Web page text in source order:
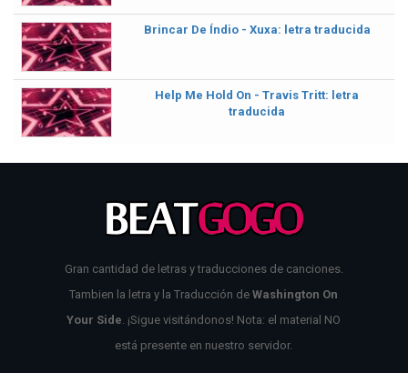
Brincar De Índio - Xuxa: letra traducida
Help Me Hold On - Travis Tritt: letra
traducida
Gran cantidad de letras y traducciones de canciones.
Tambien la letra y la Traducción deWashington On
Your Side. ¡Sigue visitándonos! Nota: el material NO
está presente en nuestro servidor.